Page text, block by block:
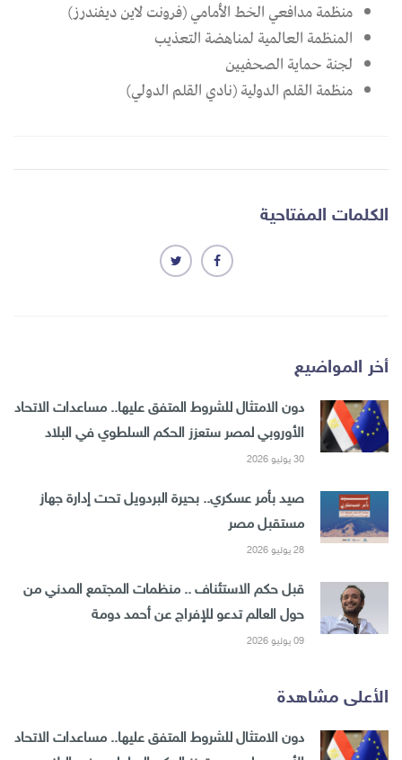
منظمة مدافعي الخط الأمامي (فرونت لاين ديفندرز)
المنظمة العالمية لمناهضة التعذيب
لجنة حماية الصحفيين
منظمة القلم الدولية (نادي القلم الدولي)
الكلمات المفتاحية
أخر المواضيع
دون الامتثال للشروط المتفق عليها.. مساعدات الاتحاد
الأوروبي لمصر ستعزز الحكم السلطوي في البلاد
30 يوليو 2026
صيد بأمر عسكري.. بحيرة البردويل تحت إدارة جهاز
مستقبل مصر
28 يوليو 2026
قبل حكم الاستئناف .. منظمات المجتمع المدني من
حول العالم تدعو للإفراج عن أحمد دومة
09 يوليو 2026
الأعلى مشاهدة
دون الامتثال للشروط المتفق عليها.. مساعدات الاتحاد